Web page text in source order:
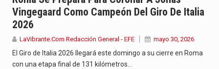
La cantautora venezolana Joaquina vuelve a sorprender a sus seguidores…
La investigación por la muerte de Kevin Arley Acosta Pico,…
Vingegaard Como Campeón Del Giro De Italia
2026
LaVibrante.Com Redacción General - EFE mayo 30, 2026
El Giro de Italia 2026 llegará este domingo a su cierre en Roma
con una etapa final de 131 kilómetros…